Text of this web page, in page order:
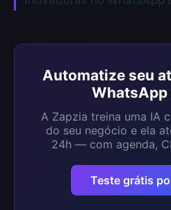
Automatize seu
WhatsApp
A Zapzia treina uma IA
do seu negócio e ela
24h — com agenda,
Teste grátis